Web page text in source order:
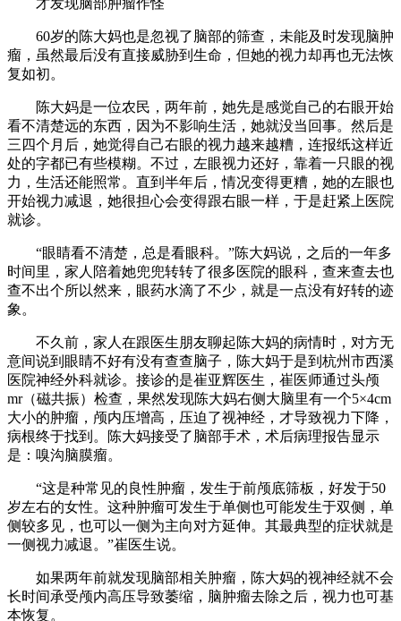
才发现脑部肿瘤作怪
60岁的陈大妈也是忽视了脑部的筛查，未能及时发现脑肿
瘤，虽然最后没有直接威胁到生命，但她的视力却再也无法恢
复如初。
陈大妈是一位农民，两年前，她先是感觉自己的右眼开始
看不清楚远的东西，因为不影响生活，她就没当回事。然后是
三四个月后，她觉得自己右眼的视力越来越糟，连报纸这样近
处的字都已有些模糊。不过，左眼视力还好，靠着一只眼的视
力，生活还能照常。直到半年后，情况变得更糟，她的左眼也
开始视力减退，她很担心会变得跟右眼一样，于是赶紧上医院
就诊。
“眼睛看不清楚，总是看眼科。”陈大妈说，之后的一年多
时间里，家人陪着她兜兜转转了很多医院的眼科，查来查去也
查不出个所以然来，眼药水滴了不少，就是一点没有好转的迹
象。
不久前，家人在跟医生朋友聊起陈大妈的病情时，对方无
意间说到眼睛不好有没有查查脑子，陈大妈于是到杭州市西溪
医院神经外科就诊。接诊的是崔亚辉医生，崔医师通过头颅
mr（磁共振）检查，果然发现陈大妈右侧大脑里有一个5×4cm
大小的肿瘤，颅内压增高，压迫了视神经，才导致视力下降，
病根终于找到。陈大妈接受了脑部手术，术后病理报告显示
是：嗅沟脑膜瘤。
“这是种常见的良性肿瘤，发生于前颅底筛板，好发于50
岁左右的女性。这种肿瘤可发生于单侧也可能发生于双侧，单
侧较多见，也可以一侧为主向对方延伸。其最典型的症状就是
一侧视力减退。”崔医生说。
如果两年前就发现脑部相关肿瘤，陈大妈的视神经就不会
长时间承受颅内高压导致萎缩，脑肿瘤去除之后，视力也可基
本恢复。